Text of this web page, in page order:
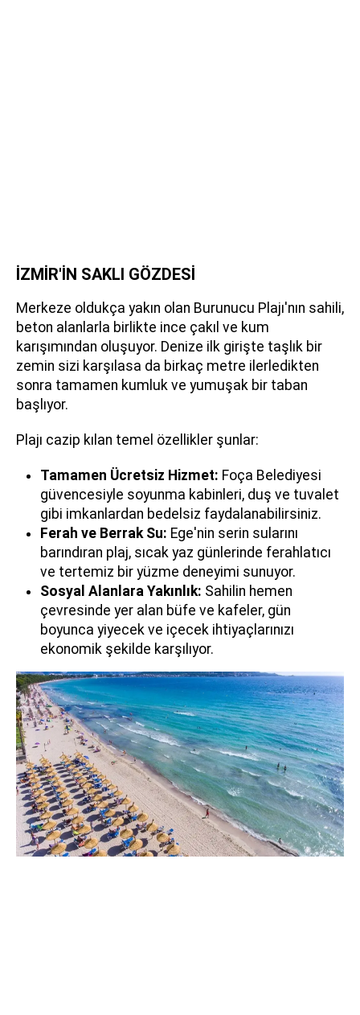
İZMİR'İN SAKLI GÖZDESİ
Merkeze oldukça yakın olan Burunucu Plajı'nın sahili,
beton alanlarla birlikte ince çakıl ve kum
karışımından oluşuyor. Denize ilk girişte taşlık bir
zemin sizi karşılasa da birkaç metre ilerledikten
sonra tamamen kumluk ve yumuşak bir taban
başlıyor.
Plajı cazip kılan temel özellikler şunlar:
Tamamen Ücretsiz Hizmet: Foça Belediyesi
güvencesiyle soyunma kabinleri, duş ve tuvalet
gibi imkanlardan bedelsiz faydalanabilirsiniz.
Ferah ve Berrak Su: Ege'nin serin sularını
barındıran plaj, sıcak yaz günlerinde ferahlatıcı
ve tertemiz bir yüzme deneyimi sunuyor.
Sosyal Alanlara Yakınlık: Sahilin hemen
çevresinde yer alan büfe ve kafeler, gün
boyunca yiyecek ve içecek ihtiyaçlarınızı
ekonomik şekilde karşılıyor.